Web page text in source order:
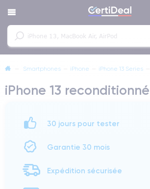
— Smartphones — iPhone — iPhone 13 Series —
iPhone 13 reconditionné
30 jours pour tester
Garantie 30 mois
Expédition sécurisée